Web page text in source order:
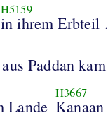
H5159
in ihrem Erbteil .
Paddan kam
Lande
H3667
Kanaan